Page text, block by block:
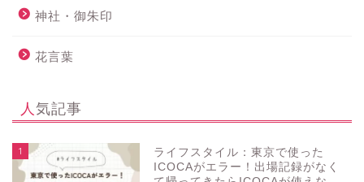
神社・御朱印
花言葉
人気記事
1
ライフスタイル：東京で使った
ICOCAがエラー！出場記録がなく